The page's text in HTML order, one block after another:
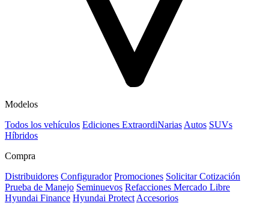
Modelos
Todos los vehículos Ediciones ExtraordiNarias Autos SUVs
Híbridos
Compra
Distribuidores Configurador Promociones Solicitar Cotización
Prueba de Manejo Seminuevos Refacciones Mercado Libre
Hyundai Finance Hyundai Protect Accesorios